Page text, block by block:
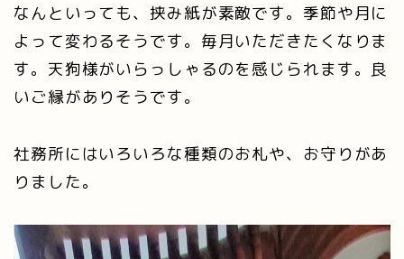
なんといっても、挟み紙が素敵です。季節や月に
よって変わるそうです。毎月いただきたくなりま
す。天狗様がいらっしゃるのを感じられます。良
いご縁がありそうです。
社務所にはいろいろな種類のお札や、お守りがあ
りました。